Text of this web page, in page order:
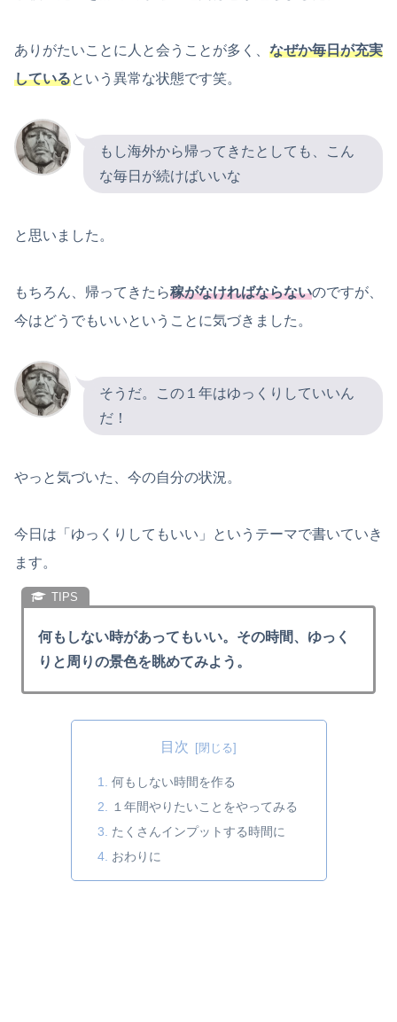
ありがたいことに人と会うことが多く、 なぜか毎日が充実
しているという異常な状態です笑。
もし海外から帰ってきたとしても、こん
な毎日が続けばいいな
と思いました。
もちろん、帰ってきたら稼がなければならないのですが、
今はどうでもいいということに気づきました。
そうだ。この１年はゆっくりしていいん
だ！
やっと気づいた、今の自分の状況。
今日は「ゆっくりしてもいい」というテーマで書いていき
ます。
何もしない時があってもいい。その時間、ゆっく
りと周りの景色を眺めてみよう。
目次
何もしない時間を作る
１年間やりたいことをやってみる
たくさんインプットする時間に
おわりに